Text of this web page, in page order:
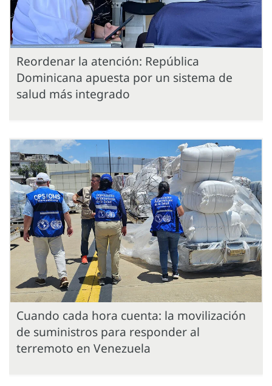
Reordenar la atención: República
Dominicana apuesta por un sistema de
salud más integrado
Cuando cada hora cuenta: la movilización
de suministros para responder al
terremoto en Venezuela